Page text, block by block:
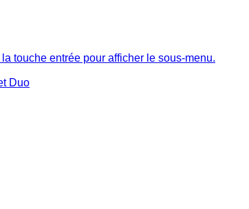
touche entrée pour afficher le sous-menu.
Duo